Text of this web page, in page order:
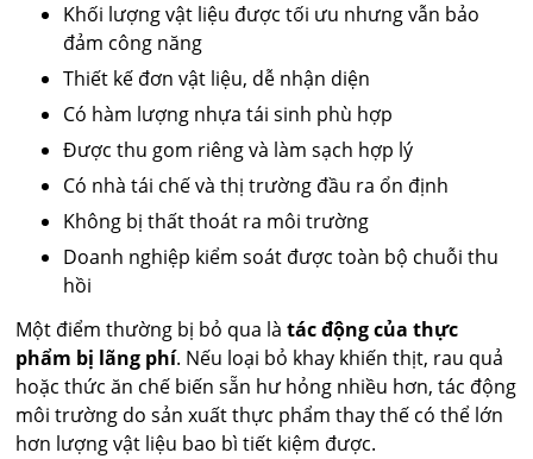
Khối lượng vật liệu được tối ưu nhưng vẫn bảo
đảm công năng
Thiết kế đơn vật liệu, dễ nhận diện
Có hàm lượng nhựa tái sinh phù hợp
Được thu gom riêng và làm sạch hợp lý
Có nhà tái chế và thị trường đầu ra ổn định
Không bị thất thoát ra môi trường
Doanh nghiệp kiểm soát được toàn bộ chuỗi thu
hồi
Một điểm thường bị bỏ qua làtác động của thực
phẩm bị lãng phí. Nếu loại bỏ khay khiến thịt, rau quả
hoặc thức ăn chế biến sẵn hư hỏng nhiều hơn, tác động
môi trường do sản xuất thực phẩm thay thế có thể lớn
hơn lượng vật liệu bao bì tiết kiệm được.